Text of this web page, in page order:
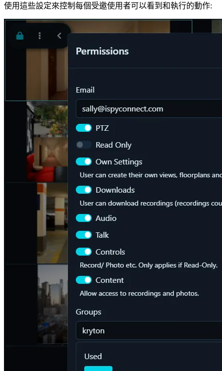
使用這些設定來控制每個受邀使用者可以看到和執行的動作: